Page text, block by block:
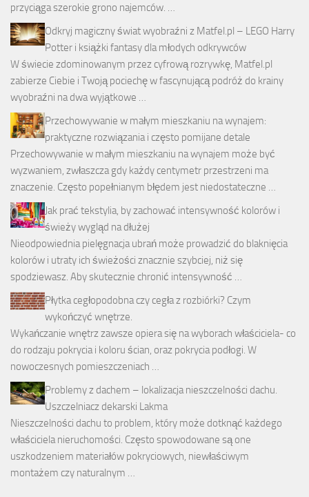
przyciąga szerokie grono najemców. …
Odkryj magiczny świat wyobraźni z Matfel.pl – LEGO Harry
Potter i książki fantasy dla młodych odkrywców
W świecie zdominowanym przez cyfrową rozrywkę, Matfel.pl
zabierze Ciebie i Twoją pociechę w fascynującą podróż do krainy
wyobraźni na dwa wyjątkowe …
Przechowywanie w małym mieszkaniu na wynajem:
praktyczne rozwiązania i często pomijane detale
Przechowywanie w małym mieszkaniu na wynajem może być
wyzwaniem, zwłaszcza gdy każdy centymetr przestrzeni ma
znaczenie. Często popełnianym błędem jest niedostateczne …
Jak prać tekstylia, by zachować intensywność kolorów i
świeży wygląd na dłużej
Nieodpowiednia pielęgnacja ubrań może prowadzić do blaknięcia
kolorów i utraty ich świeżości znacznie szybciej, niż się
spodziewasz. Aby skutecznie chronić intensywność …
Płytka cegłopodobna czy cegła z rozbiórki? Czym
wykończyć wnętrze.
Wykańczanie wnętrz zawsze opiera się na wyborach właściciela- co
do rodzaju pokrycia i koloru ścian, oraz pokrycia podłogi. W
nowoczesnych pomieszczeniach …
Problemy z dachem – lokalizacja nieszczelności dachu.
Uszczelniacz dekarski Lakma
Nieszczelności dachu to problem, który może dotknąć każdego
właściciela nieruchomości. Często spowodowane są one
uszkodzeniem materiałów pokryciowych, niewłaściwym
montażem czy naturalnym …